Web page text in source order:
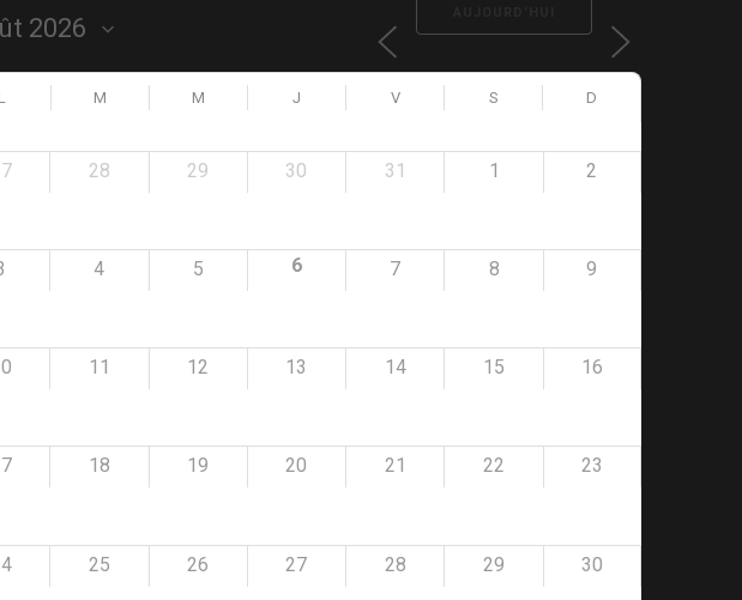
L M M J V S D
28 29 30 31 1 2
4 5 6 7 8 9
11 12 13 14 15 16
18 19 20 21 22 23
25 26 27 28 29 30